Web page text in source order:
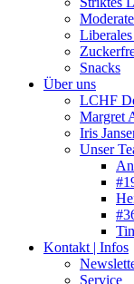
Snacks
Über uns
LCHF
Margret
Iris
Unser
Kontakt | Infos
Service